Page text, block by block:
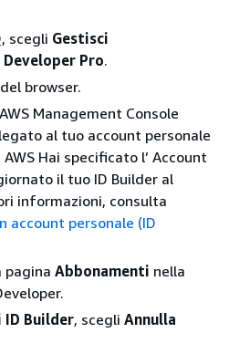
scegli Gestisci
Developer Pro.
browser.
Management Console
al tuo account personale
Hai specificato l’ Account
il tuo ID Builder al
informazioni, consulta
account personale (ID
pagina Abbonamenti nella
Builder, scegli Annulla